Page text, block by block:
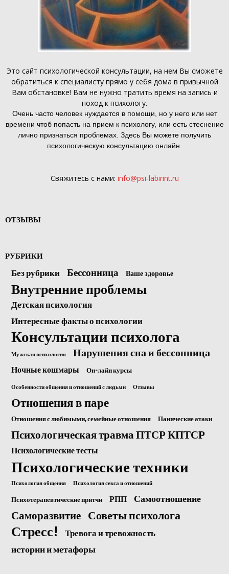
Это сайт психологической консультации, на нем Вы сможете
обратиться к специалисту прямо у себя дома в привычной
Вам обстановке! Вам не нужно тратить время на запись и
поход к психологу.
Очень часто человек нуждается в помощи, но у него или нет
времени чтоб попасть на прием к психологу, или есть стеснение
лично признаться проблемах. Здесь Вы можете получить
психологическую консультацию онлайн.
Свяжитесь с нами: info@psi-labirint.ru
ОТЗЫВЫ
РУБРИКИ
Без рубрики Бессонница Ваше здоровье
Внутренние проблемы
Детская психология
Интересные факты о психологии
Консультации психолога
Мужская психология Нарушения сна и бессонница
Ночные кошмары Он-лайн курсы
Особенности общения и отношений с людьми Отзывы
Отношения в паре
Отношения с любимыми, семейные отношения Панические атаки
Психологическая травма ПТСР КПТСР
Психологические тесты
Психологические техники
Психология общения Психология секса и отношений
Психотерапевтические притчи РПП Самоотношение
Саморазвитие Советы психолога
Стресс! Тревога и тревожность
истории и метафоры